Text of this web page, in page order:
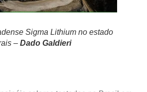
Sigma Lithium no estado
– Dado Galdieri